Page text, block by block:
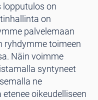
lopputulos on
on
palvelemaan
ryhdymme toimeen
Näin voimme
syntyneet
ne
oikeudelliseen